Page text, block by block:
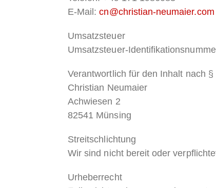
E-Mail:cn@christian-neumaier.com
Umsatzsteuer
Umsatzsteuer-
Verantwortlich für den Inhalt nach
Christian Neumaier
Achwiesen 2
82541 Münsing
Streitschlichtung
Wir sind nicht bereit oder
Urheberrecht